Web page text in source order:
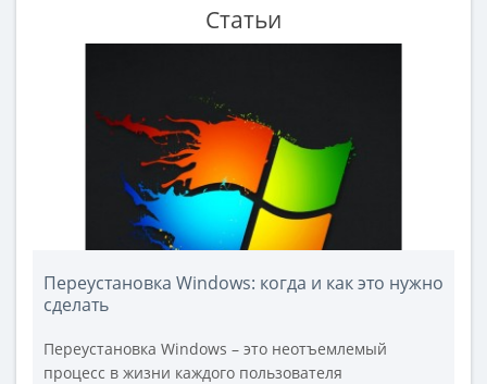
Статьи
Переустановка Windows: когда и как это нужно
сделать
Переустановка Windows – это неотъемлемый
процесс в жизни каждого пользователя